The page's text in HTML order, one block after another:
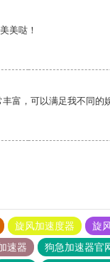
美哒！
富，可以满足我不同的
旋风加速度器
旋
速器
狗急加速器官